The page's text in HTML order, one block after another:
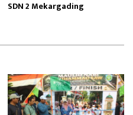
SDN 2 Mekargading